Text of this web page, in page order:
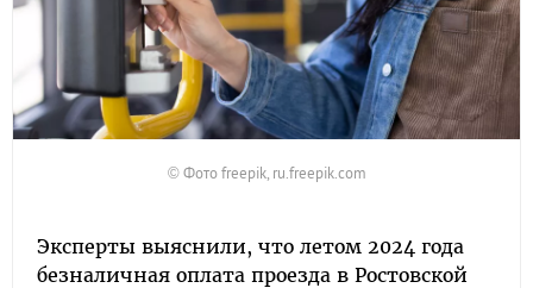
© Фото freepik, ru.freepik.com
Эксперты выяснили, что летом 2024 года
безналичная оплата проезда в Ростовской